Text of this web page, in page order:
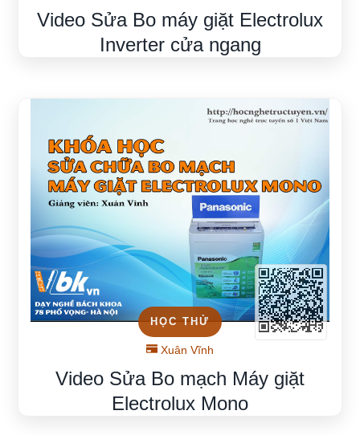
Video Sửa Bo máy giặt Electrolux
Inverter cửa ngang
HỌC THỬ
Xuân Vĩnh
Video Sửa Bo mạch Máy giặt
Electrolux Mono